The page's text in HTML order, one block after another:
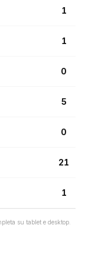
1
1
0
5
0
21
1
su tablet e desktop.